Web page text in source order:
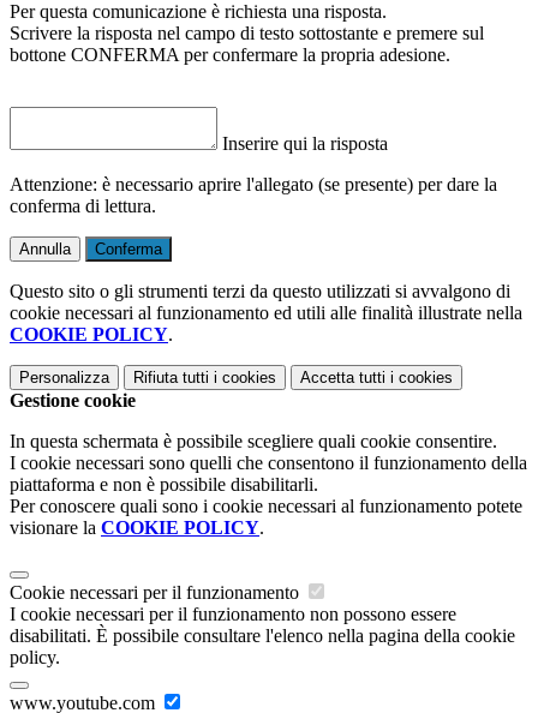
Per questa comunicazione è richiesta una risposta.
Scrivere la risposta nel campo di testo sottostante e premere sul
bottone CONFERMA per confermare la propria adesione.
Inserire qui la risposta
Attenzione: è necessario aprire l'allegato (se presente) per dare la
conferma di lettura.
Annulla Conferma
Questo sito o gli strumenti terzi da questo utilizzati si avvalgono di
cookie necessari al funzionamento ed utili alle finalità illustrate nella
COOKIE POLICY.
Personalizza Rifiuta tutti i cookies Accetta tutti i cookies
Gestione cookie
In questa schermata è possibile scegliere quali cookie consentire.
I cookie necessari sono quelli che consentono il funzionamento della
piattaforma e non è possibile disabilitarli.
Per conoscere quali sono i cookie necessari al funzionamento potete
visionare la COOKIE POLICY.
Cookie necessari per il funzionamento
I cookie necessari per il funzionamento non possono essere
disabilitati. È possibile consultare l'elenco nella pagina della cookie
policy.
www.youtube.com